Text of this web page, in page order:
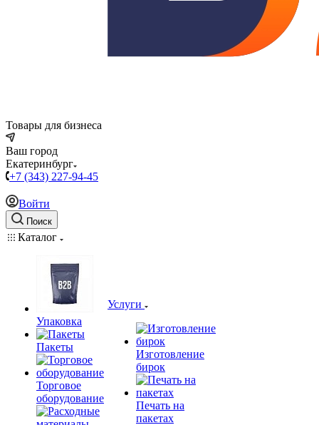
Товары для бизнеса
Ваш город
Екатеринбург
+7 (343) 227-94-45
Войти
Поиск
Каталог
Упаковка
Пакеты
Торговое
оборудование
Услуги
Изготовление
бирок
Печать на
пакетах